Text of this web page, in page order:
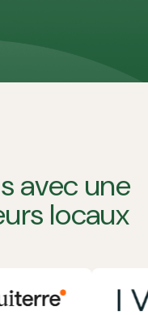
avec une
locaux